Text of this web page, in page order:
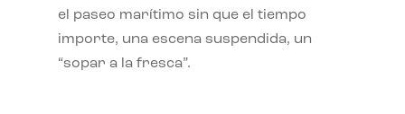
el paseo marítimo sin que el tiempo
importe, una escena suspendida, un
“sopar a la fresca”.